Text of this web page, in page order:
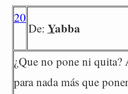
20
De: Yabba
¿Que no pone ni
para nada más que